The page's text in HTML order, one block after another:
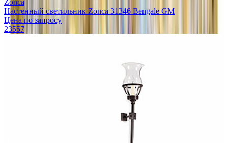
Настенный светильник Zonca 31346 Bengale GM
Цена по запросу
23557